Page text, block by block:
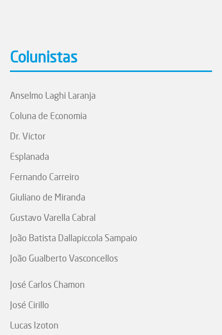
Colunistas
Anselmo Laghi Laranja
Coluna de Economia
Dr. Victor
Esplanada
Fernando Carreiro
Giuliano de Miranda
Gustavo Varella Cabral
João Batista Dallapiccola Sampaio
João Gualberto Vasconcellos
José Carlos Chamon
José Cirillo
Lucas Izoton